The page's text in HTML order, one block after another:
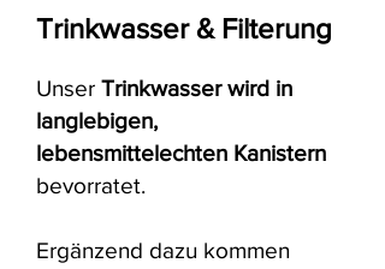
Trinkwasser & Filterung
Unser Trinkwasser wird in
langlebigen,
lebensmittelechten Kanistern
bevorratet.
Ergänzend dazu kommen